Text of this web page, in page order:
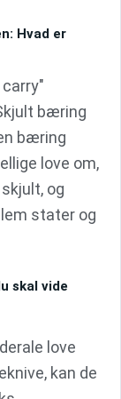
Hvad er
bæring
bæring
love om,
og
stater og
skal vide
love
kan de